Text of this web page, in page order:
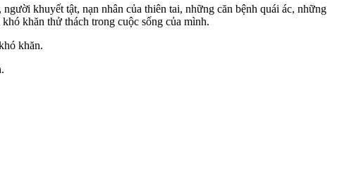
khuyết tật, nạn nhân của thiên tai, những căn bệnh quái ác, những
khăn thử thách trong cuộc sống của mình.
khăn.